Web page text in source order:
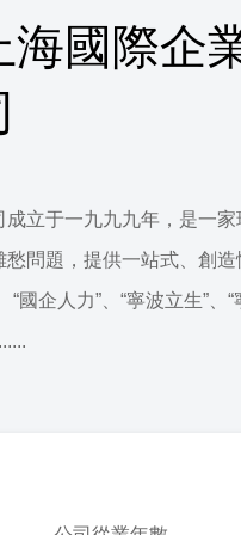
海國際企
成立于一九九九年，是一
愁問題，提供一站式、創
“國企人力”、“寧波立生”